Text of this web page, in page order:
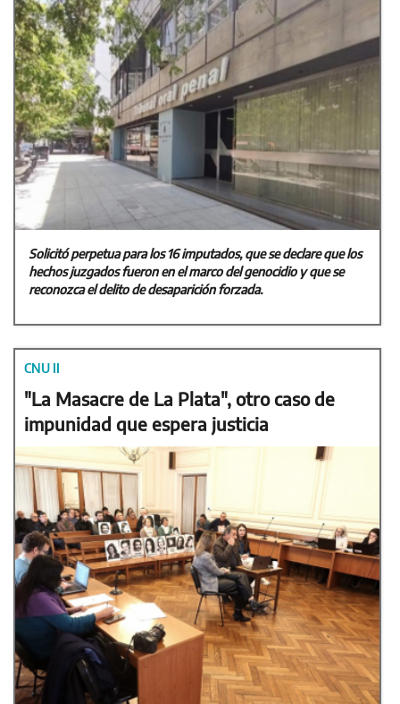
Solicitó perpetua para los 16 imputados, que se declare que los
hechos juzgados fueron en el marco del genocidio y que se
reconozca el delito de desaparición forzada.
CNU II
"La Masacre de La Plata", otro caso de
impunidad que espera justicia